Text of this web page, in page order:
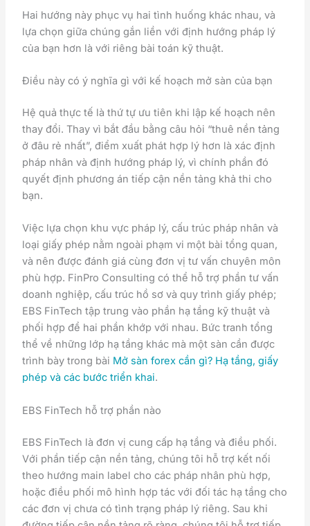
Hai hướng này phục vụ hai tình huống khác nhau, và
lựa chọn giữa chúng gắn liền với định hướng pháp lý
của bạn hơn là với riêng bài toán kỹ thuật.
Điều này có ý nghĩa gì với kế hoạch mở sàn của bạn
Hệ quả thực tế là thứ tự ưu tiên khi lập kế hoạch nên
thay đổi. Thay vì bắt đầu bằng câu hỏi “thuê nền tảng
ở đâu rẻ nhất”, điểm xuất phát hợp lý hơn là xác định
pháp nhân và định hướng pháp lý, vì chính phần đó
quyết định phương án tiếp cận nền tảng khả thi cho
bạn.
Việc lựa chọn khu vực pháp lý, cấu trúc pháp nhân và
loại giấy phép nằm ngoài phạm vi một bài tổng quan,
và nên được đánh giá cùng đơn vị tư vấn chuyên môn
phù hợp. FinPro Consulting có thể hỗ trợ phần tư vấn
doanh nghiệp, cấu trúc hồ sơ và quy trình giấy phép;
EBS FinTech tập trung vào phần hạ tầng kỹ thuật và
phối hợp để hai phần khớp với nhau. Bức tranh tổng
thể về những lớp hạ tầng khác mà một sàn cần được
trình bày trong bài Mở sàn forex cần gì? Hạ tầng, giấy
phép và các bước triển khai.
EBS FinTech hỗ trợ phần nào
EBS FinTech là đơn vị cung cấp hạ tầng và điều phối.
Với phần tiếp cận nền tảng, chúng tôi hỗ trợ kết nối
theo hướng main label cho các pháp nhân phù hợp,
hoặc điều phối mô hình hợp tác với đối tác hạ tầng cho
các đơn vị chưa có tình trạng pháp lý riêng. Sau khi